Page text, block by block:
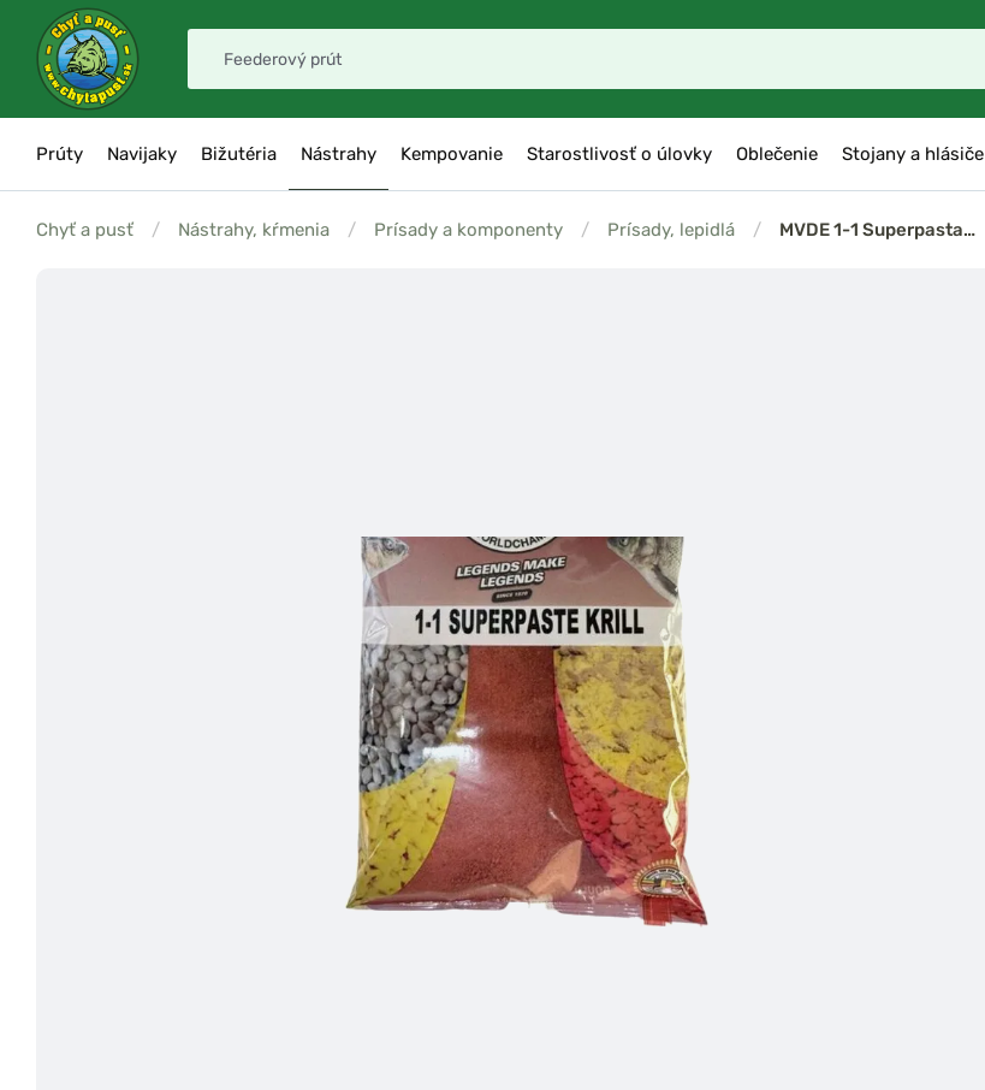
Prúty Navijaky Bižutéria Nástrahy Kempovanie Starostlivosť o úlovky Oblečenie Stojany a hlásiče
Chyť a pusť / Nástrahy, kŕmenia / Prísady a komponenty / Prísady, lepidlá / MVDE 1-1 Superpasta…